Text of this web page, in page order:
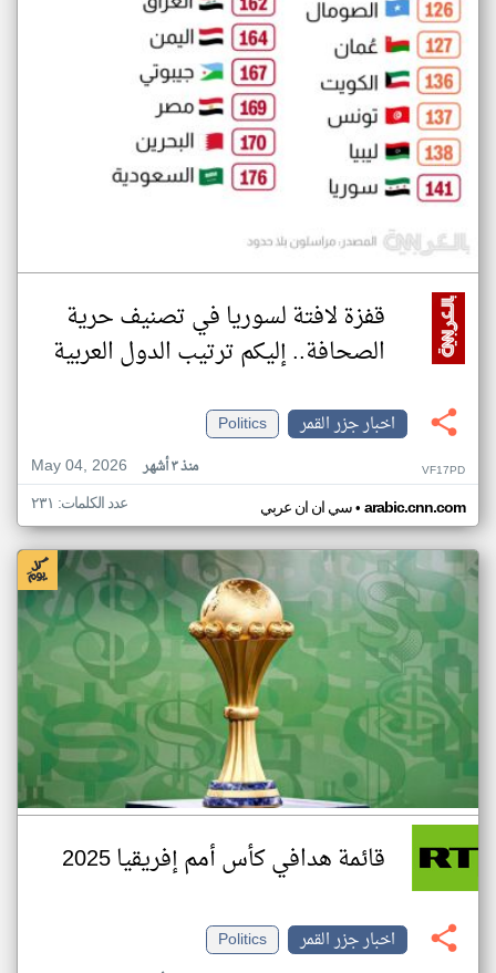
قفزة لافتة لسوريا في تصنيف حرية
الصحافة.. إليكم ترتيب الدول العربية
اخبار جزر القمر
Politics
May 04, 2026
منذ ٣ أشهر VF17PD
سي ان ان عربي• arabic.cnn.com عدد الكلمات: ٢٣١
قائمة هدافي كأس أمم إفريقيا 2025
اخبار جزر القمر
Politics